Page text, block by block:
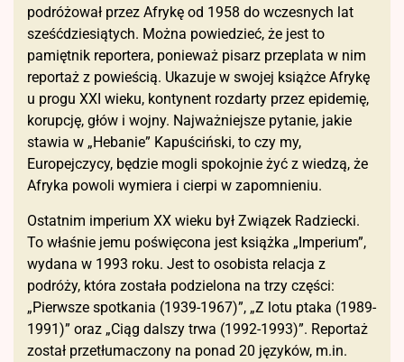
podróżował przez Afrykę od 1958 do wczesnych lat
sześćdziesiątych. Można powiedzieć, że jest to
pamiętnik reportera, ponieważ pisarz przeplata w nim
reportaż z powieścią. Ukazuje w swojej książce Afrykę
u progu XXI wieku, kontynent rozdarty przez epidemię,
korupcję, głów i wojny. Najważniejsze pytanie, jakie
stawia w „Hebanie” Kapuściński, to czy my,
Europejczycy, będzie mogli spokojnie żyć z wiedzą, że
Afryka powoli wymiera i cierpi w zapomnieniu.
Ostatnim imperium XX wieku był Związek Radziecki.
To właśnie jemu poświęcona jest książka „Imperium”,
wydana w 1993 roku. Jest to osobista relacja z
podróży, która została podzielona na trzy części:
„Pierwsze spotkania (1939-1967)”, „Z lotu ptaka (1989-
1991)” oraz „Ciąg dalszy trwa (1992-1993)”. Reportaż
został przetłumaczony na ponad 20 języków, m.in.